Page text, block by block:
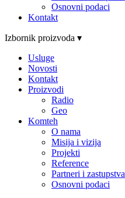
Osnovni podaci
Kontakt
Izbornik proizvoda ▾
Usluge
Novosti
Kontakt
Proizvodi
Radio
Geo
Komteh
O nama
Misija i vizija
Projekti
Reference
Partneri i zastupstva
Osnovni podaci